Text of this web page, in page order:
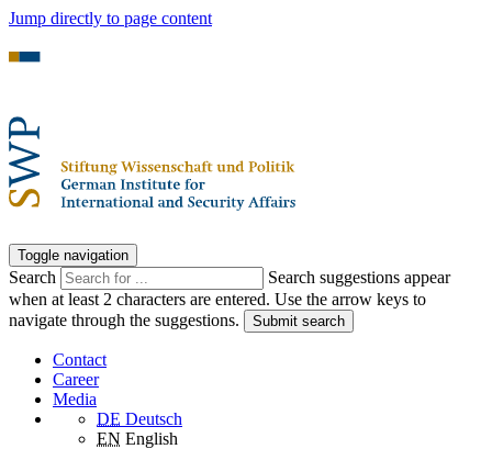
Jump directly to page content
Toggle navigation
Search
Search suggestions appear
when at least 2 characters are entered. Use the arrow keys to
navigate through the suggestions.
Submit search
Contact
Career
Media
DE Deutsch
EN English